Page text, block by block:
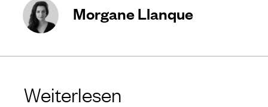
Morgane Llanque
Weiterlesen